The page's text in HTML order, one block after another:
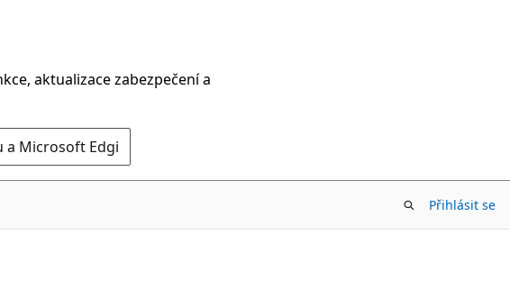
aktualizace zabezpečení a
a Microsoft Edgi
Přihlásit se